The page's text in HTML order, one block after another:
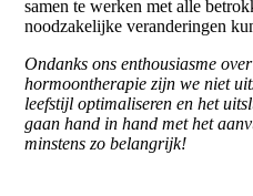
samen te werken met alle
noodzakelijke veranderingen
Ondanks ons enthousiasme
hormoontherapie zijn we niet
leefstijl optimaliseren en het
gaan hand in hand met het
minstens zo belangrijk!